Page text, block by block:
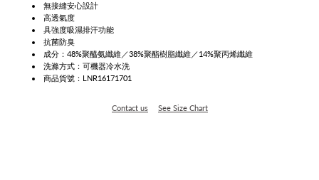
無接縫安心設計
高透氣度
具強度吸濕排汗功能
抗菌防臭
成分：48%聚醯氨纖維／38%聚酯樹脂纖維／14%聚丙烯纖維
洗滌方式：可機器冷水洗
商品貨號：LNR16171701
Contact us See Size Chart